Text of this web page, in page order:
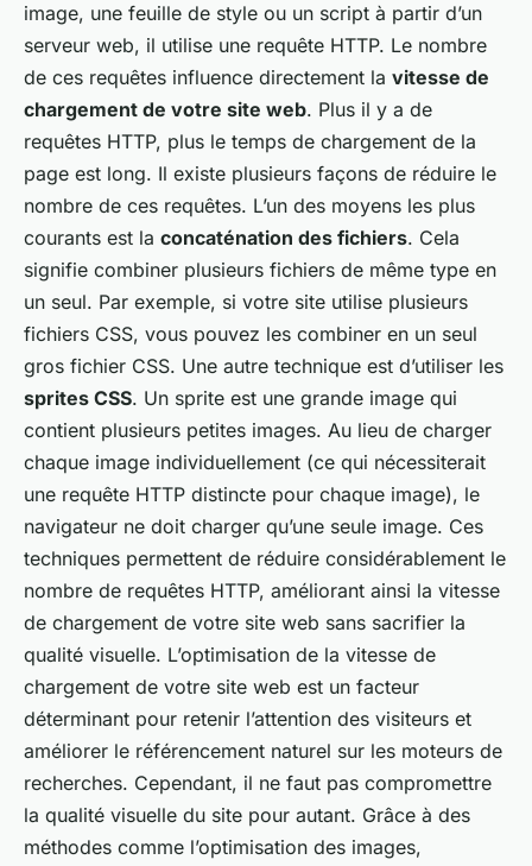
image, une feuille de style ou un script à partir d’un
serveur web, il utilise une requête HTTP. Le nombre
de ces requêtes influence directement la vitesse de
chargement de votre site web. Plus il y a de
requêtes HTTP, plus le temps de chargement de la
page est long. Il existe plusieurs façons de réduire le
nombre de ces requêtes. L’un des moyens les plus
courants est la concaténation des fichiers. Cela
signifie combiner plusieurs fichiers de même type en
un seul. Par exemple, si votre site utilise plusieurs
fichiers CSS, vous pouvez les combiner en un seul
gros fichier CSS. Une autre technique est d’utiliser les
sprites CSS. Un sprite est une grande image qui
contient plusieurs petites images. Au lieu de charger
chaque image individuellement (ce qui nécessiterait
une requête HTTP distincte pour chaque image), le
navigateur ne doit charger qu’une seule image. Ces
techniques permettent de réduire considérablement le
nombre de requêtes HTTP, améliorant ainsi la vitesse
de chargement de votre site web sans sacrifier la
qualité visuelle. L’optimisation de la vitesse de
chargement de votre site web est un facteur
déterminant pour retenir l’attention des visiteurs et
améliorer le référencement naturel sur les moteurs de
recherches. Cependant, il ne faut pas compromettre
la qualité visuelle du site pour autant. Grâce à des
méthodes comme l’optimisation des images,